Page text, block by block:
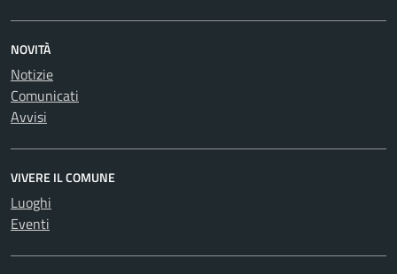
NOVITÀ
Notizie
Comunicati
Avvisi
VIVERE IL COMUNE
Luoghi
Eventi